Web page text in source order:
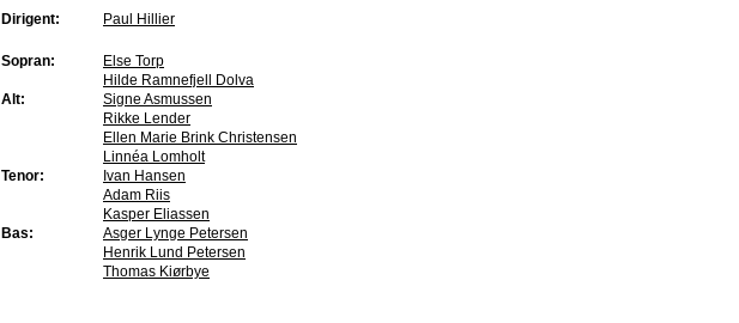
Dirigent: Paul Hillier
Sopran:
Else Torp
Hilde Ramnefjell Dolva
Alt:
Signe Asmussen
Rikke Lender
Ellen Marie Brink Christensen
Linnéa Lomholt
Tenor:
Ivan Hansen
Adam Riis
Kasper Eliassen
Bas:
Asger Lynge Petersen
Henrik Lund Petersen
Thomas Kiørbye